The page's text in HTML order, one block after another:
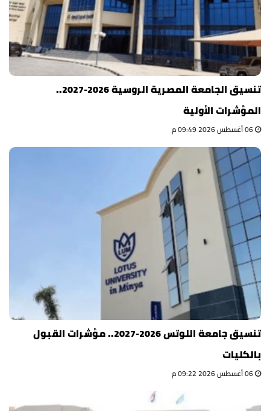
تنسيق الجامعة المصرية الروسية 2026-2027..
المؤشرات الأولية
تنسيق جامعة اللوتس 2026-2027.. مؤشرات القبول
بالكليات